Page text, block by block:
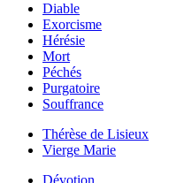
Diable
Exorcisme
Hérésie
Mort
Péchés
Purgatoire
Souffrance
Thérèse de Lisieux
Vierge Marie
Dévotion